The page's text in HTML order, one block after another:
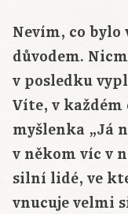
Nevím, co
důvodem.
v posledku
Víte, v každém
myšlenka „Já
v někom víc v
silní lidé, ve
vnucuje velmi